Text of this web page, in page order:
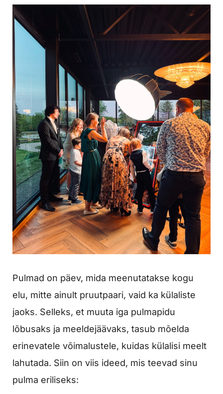
Pulmad on päev, mida meenutatakse kogu
elu, mitte ainult pruutpaari, vaid ka külaliste
jaoks. Selleks, et muuta iga pulmapidu
lõbusaks ja meeldejäävaks, tasub mõelda
erinevatele võimalustele, kuidas külalisi meelt
lahutada. Siin on viis ideed, mis teevad sinu
pulma eriliseks: